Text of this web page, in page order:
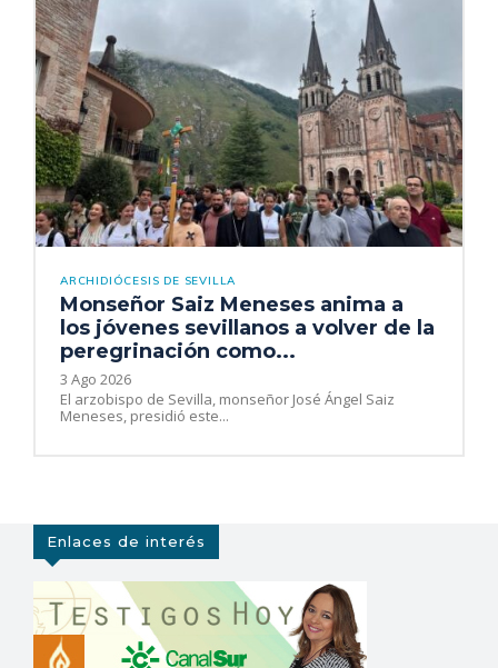
ARCHIDIÓCESIS DE SEVILLA
Monseñor Saiz Meneses anima a
los jóvenes sevillanos a volver de la
peregrinación como...
3 Ago 2026
El arzobispo de Sevilla, monseñor José Ángel Saiz
Meneses, presidió este...
Enlaces de interés